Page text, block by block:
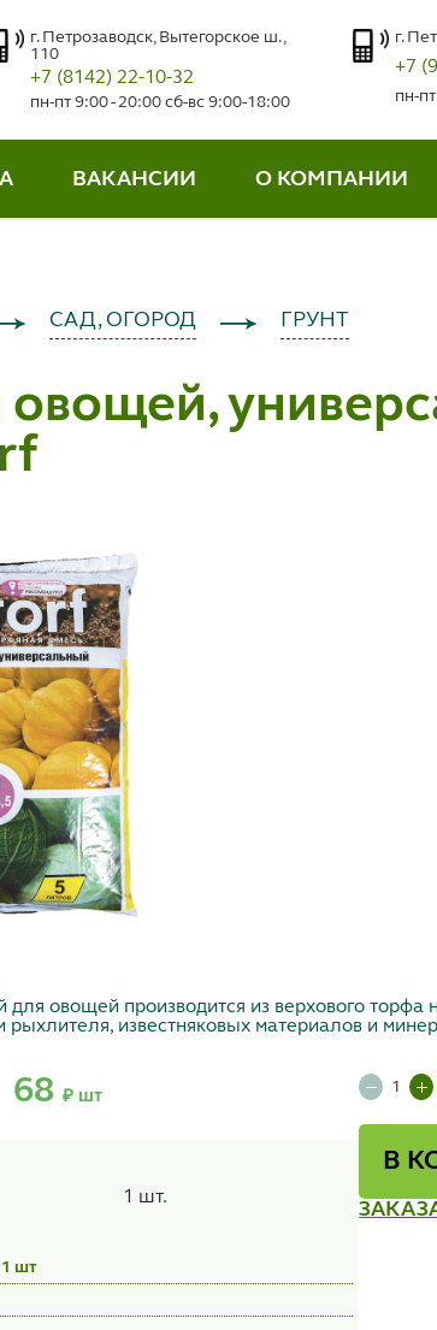
г. Петрозаводск, Вытегорское ш.,
110
+7 (8142) 22-10-32
пн-пт 9:00 - 20:00 сб-вс 9:00-18:00
г.
+7
пн-
ВАКАНСИИ О КОМПАНИИ
САД, ОГОРОД ГРУНТ
овощей,
для овощей производится из верхового торфа
известняковых материалов и
68₽ шт
1 шт.
1 шт
В